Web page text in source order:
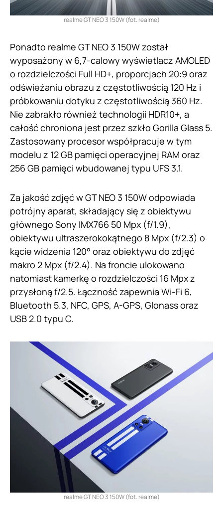
realme GT NEO 3 150W (fot. realme)
Ponadto realme GT NEO 3 150W został
wyposażony w 6,7-calowy wyświetlacz AMOLED
o rozdzielczości Full HD+, proporcjach 20:9 oraz
odświeżaniu obrazu z częstotliwością 120 Hz i
próbkowaniu dotyku z częstotliwością 360 Hz.
Nie zabrakło również technologii HDR10+, a
całość chroniona jest przez szkło Gorilla Glass 5.
Zastosowany procesor współpracuje w tym
modelu z 12 GB pamięci operacyjnej RAM oraz
256 GB pamięci wbudowanej typu UFS 3.1.
Za jakość zdjęć w GT NEO 3 150W odpowiada
potrójny aparat, składający się z obiektywu
głównego Sony IMX766 50 Mpx (f/1.9),
obiektywu ultraszerokokątnego 8 Mpx (f/2.3) o
kącie widzenia 120° oraz obiektywu do zdjęć
makro 2 Mpx (f/2.4). Na froncie ulokowano
natomiast kamerkę o rozdzielczości 16 Mpx z
przysłoną f/2.5. Łączność zapewnia Wi-Fi 6,
Bluetooth 5.3, NFC, GPS, A-GPS, Glonass oraz
USB 2.0 typu C.
realme GT NEO 3 150W (fot. realme)